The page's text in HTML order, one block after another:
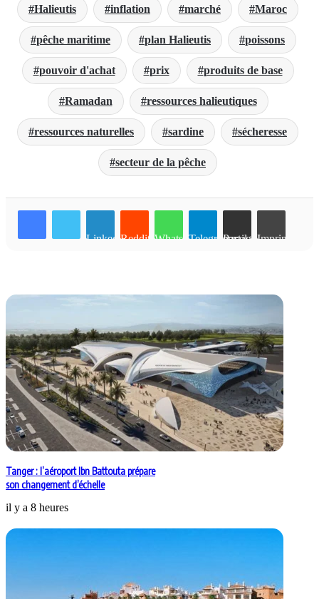
Halieutis inflation marché Maroc
pêche maritime plan Halieutis poissons
pouvoir d'achat prix produits de base
Ramadan ressources halieutiques
ressources naturelles sardine sécheresse
secteur de la pêche
LinkedinReddit WhatsAppTelegramPartager par email Imprimer
Tanger : l’aéroport Ibn Battouta prépare
son changement d’échelle
il y a 8 heures